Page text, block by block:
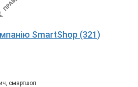
SmartShop (321)
смартшоп